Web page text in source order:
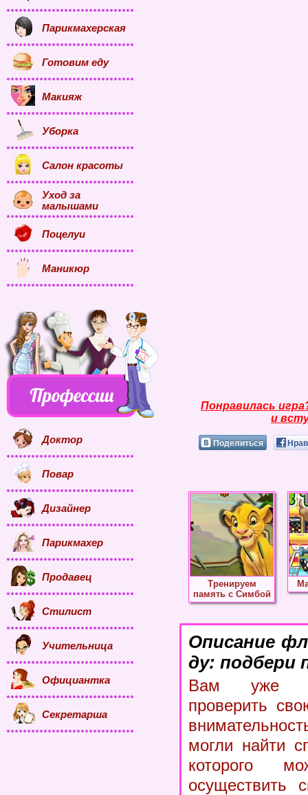
Понравилась
и
Поделиться
Тренируем
память с Симбой
Описание
ду: подбери
Вам уже
проверить
могли найти
которого
осуществить
Парикмахерская
Готовим еду
Макияж
Уборка
Салон красоты
Уход за
малышами
Поцелуи
Маникюр
Доктор
Повар
Дизайнер
Парикмахер
Продавец
Стилист
Учительница
Официантка
Секретарша